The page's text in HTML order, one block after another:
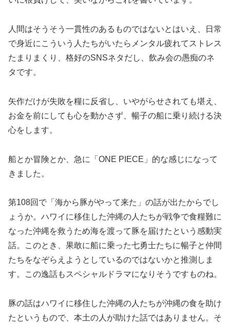
人間はそうそう一貫性のあるものではないとはいえ、日常
で身近にこういう人たちがいたらメンタル疲れてストレス
たまりまくり、格好のSNSネタだし、飲み会の愚痴のネ
タです。
矢作だけが失敗を糧に反省し、いやがらせされても堪え、
お金を前にしても心を動かさず、暢子の船に乗り続ける決
心をします。
船とか冒険とか、急に「ONE PIECE」的な感じになって
きました。
第108回で「海から豚がやって来た」の話が出たからでし
ょうか。ハワイに移住した沖縄の人たちが戦争で食糧難に
なった沖縄を救うため海を渡って豚を届けたという感動実
話。このとき、果敢に船に乗った七勇士たちに暢子と仲間
たちをなぞらえようとしているのではないかと推測しま
す。この逸話もスペシャルドラマになりそうですものね。
豚の話はハワイに移住した沖縄の人たちが沖縄の食を助け
たというもので、本土の人が助けた話ではありません。そ